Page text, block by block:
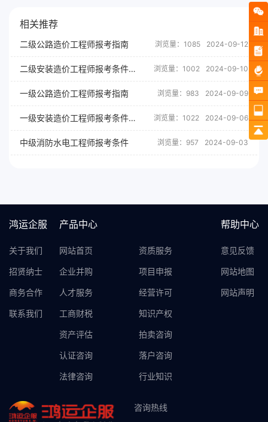
相关推荐
二级公路造价工程师报考指南 浏览量：1085 2024-09-12
二级安装造价工程师报考条件及要求 浏览量：1002 2024-09-10
一级公路造价工程师报考指南 浏览量：983 2024-09-09
一级安装造价工程师报考条件及要求 浏览量：1022 2024-09-06
中级消防水电工程师报考条件 浏览量：957 2024-09-03
鸿运企服
关于我们
招贤纳士
商务合作
联系我们
产品中心
网站首页 资质服务
企业并购 项目申报
人才服务 经营许可
工商财税 知识产权
资产评估 拍卖咨询
认证咨询 落户咨询
法律咨询 行业知识
帮助中心
意见反馈
网站地图
网站声明
咨询热线